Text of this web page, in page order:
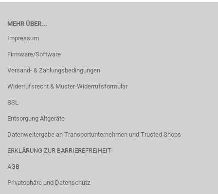
MEHR ÜBER...
Impressum
Firmware/Software
Versand- & Zahlungsbedingungen
Widerrufsrecht & Muster-Widerrufsformular
SSL
Entsorgung Altgeräte
Datenweitergabe an Transportunternehmen und Trusted Shops
ERKLÄRUNG ZUR BARRIEREFREIHEIT
AGB
Privatsphäre und Datenschutz